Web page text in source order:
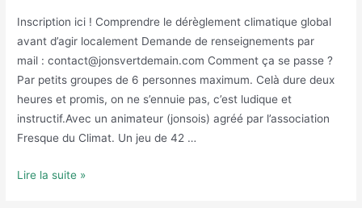
Inscription ici ! Comprendre le dérèglement climatique global
avant d’agir localement Demande de renseignements par
mail : contact@jonsvertdemain.com Comment ça se passe ?
Par petits groupes de 6 personnes maximum. Celà dure deux
heures et promis, on ne s’ennuie pas, c’est ludique et
instructif.Avec un animateur (jonsois) agréé par l’association
Fresque du Climat. Un jeu de 42 …
Lire la suite »